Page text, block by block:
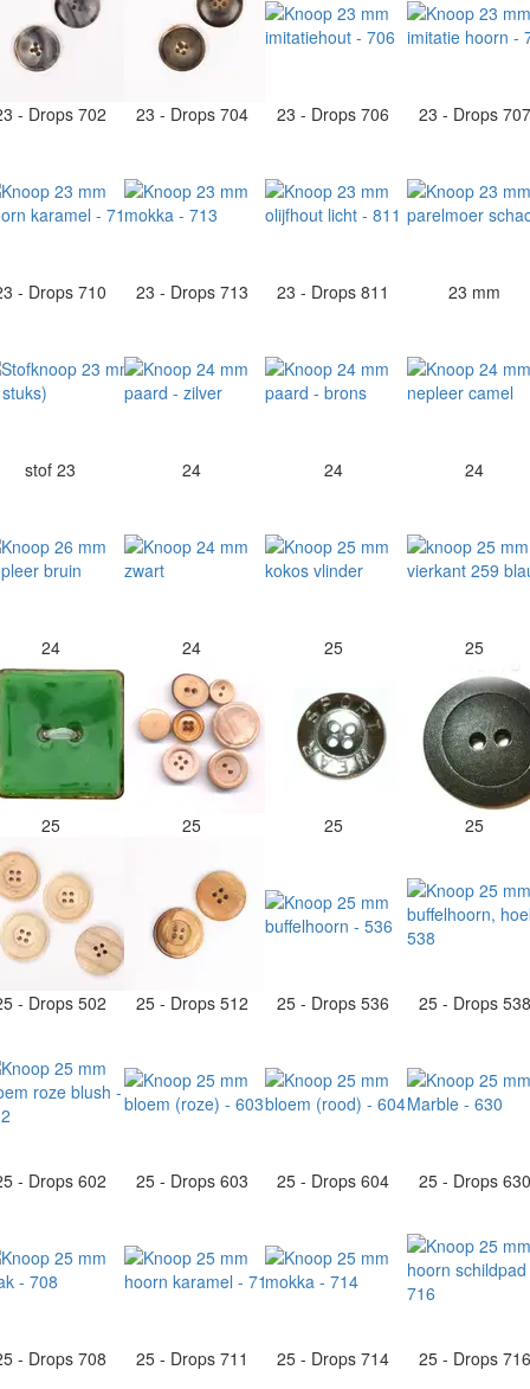
- Drops 702 23 - Drops 704 23 - Drops 706 23 - Drops
- Drops 710 23 - Drops 713 23 - Drops 811 23 mm
stof 23 24 24 24
24 24 25 25
25 25 25 25
- Drops 502 25 - Drops 512 25 - Drops 536 25 - Drops
- Drops 602 25 - Drops 603 25 - Drops 604 25 - Drops
- Drops 708 25 - Drops 711 25 - Drops 714 25 - Drops